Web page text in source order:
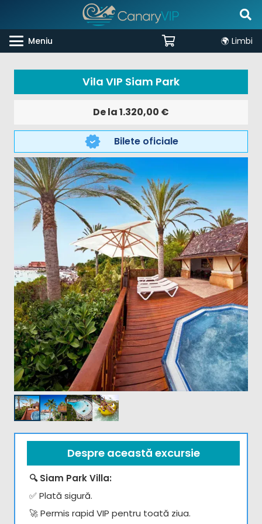
Meniu 🌍 Limbi
Vila VIP Siam Park
De la1.320,00 €
Bilete oficiale
Despre această excursie
🔍 Siam Park Villa:
✅ Plată sigură.
🚀 Permis rapid VIP pentru toată ziua.